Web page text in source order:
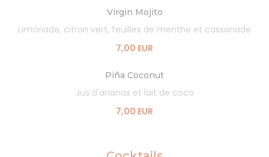
Virgin Mojito
Limonade, citron vert, feuilles de menthe et cassonade
7,00 EUR
Piña Coconut
Jus d'ananas et lait de coco
7,00 EUR